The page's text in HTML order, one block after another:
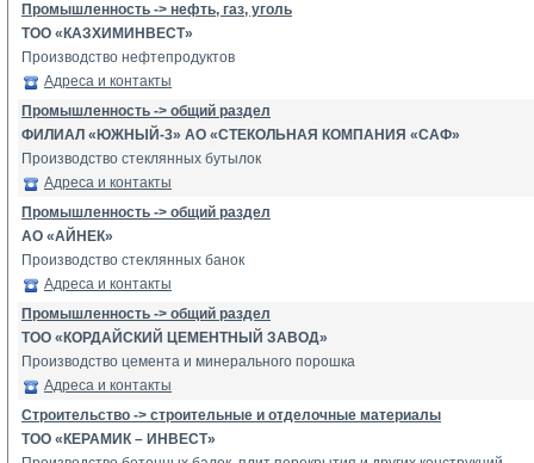
Промышленность -> нефть, газ, уголь
ТОО «КАЗХИМИНВЕСТ»
Производство нефтепродуктов
Адреса и контакты
Промышленность -> общий раздел
ФИЛИАЛ «ЮЖНЫЙ-3» АО «СТЕКОЛЬНАЯ КОМПАНИЯ «САФ»
Производство стеклянных бутылок
Адреса и контакты
Промышленность -> общий раздел
АО «АЙНЕК»
Производство стеклянных банок
Адреса и контакты
Промышленность -> общий раздел
ТОО «КОРДАЙСКИЙ ЦЕМЕНТНЫЙ ЗАВОД»
Производство цемента и минерального порошка
Адреса и контакты
Строительство -> строительные и отделочные материалы
ТОО «КЕРАМИК – ИНВЕСТ»